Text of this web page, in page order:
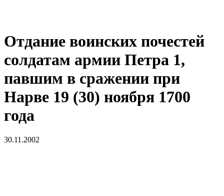
Отдание воинских почестей
солдатам армии Петра 1,
павшим в сражении при
Нарве 19 (30) ноября 1700
года
30.11.2002